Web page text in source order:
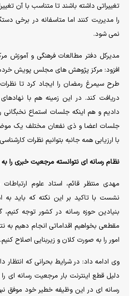
تغییراتی داشته باشند تا متناسب با آن
را مدیریت کنند اما متاسفانه در برخی
نمی شود.
مدیرکل دفتر مطالعات فرهنگی و آموزش
افزود: مرکز پژوهش های مجلس پویش
طرح سیمرغ رمضان را ایجاد کرد تا
دریافت کند. در این زمینه هم با
دادیم و هم اینکه جلسات استماع نخبگانی
جلسات اعضا و ذی نفعان مختلف یک
با ارزیابی همه جانبه بتوانیم نظرات
نظام رسانه ای نتوانسته مرجعیت خبری را
مهدی منتظر قائم، استاد علوم ارتباطات
نشست با تاکید بر این نکته که باید به
بنیادین حوزه رسانه در کشور توجه
مقطعی بخواهیم اقداماتی انجام دهیم به
امور را به صورت کلان و زیربنایی اصلاح کنیم.
وی ادامه داد: در شرایط بحرانی که انتظار
دلیل قطع اینترنت بار مرجعیت رسانه ای
رسانه ای در این وظیفه خطیر خود موفق